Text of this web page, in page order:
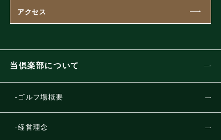
アクセス
当倶楽部について
ゴルフ場概要
経営理念